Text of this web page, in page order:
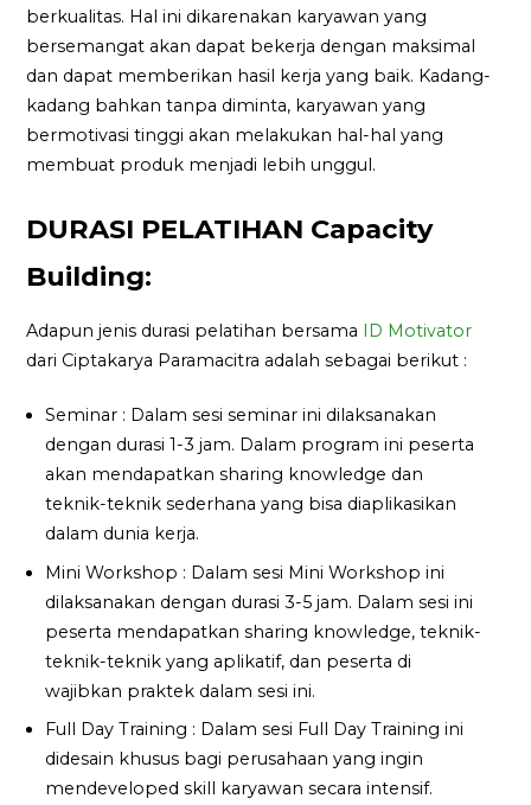
berkualitas. Hal ini dikarenakan karyawan yang
bersemangat akan dapat bekerja dengan maksimal
dan dapat memberikan hasil kerja yang baik. Kadang-
kadang bahkan tanpa diminta, karyawan yang
bermotivasi tinggi akan melakukan hal-hal yang
membuat produk menjadi lebih unggul.
DURASI PELATIHAN Capacity
Building:
Adapun jenis durasi pelatihan bersama ID Motivator
dari Ciptakarya Paramacitra adalah sebagai berikut :
Seminar : Dalam sesi seminar ini dilaksanakan
dengan durasi 1-3 jam. Dalam program ini peserta
akan mendapatkan sharing knowledge dan
teknik-teknik sederhana yang bisa diaplikasikan
dalam dunia kerja.
Mini Workshop : Dalam sesi Mini Workshop ini
dilaksanakan dengan durasi 3-5 jam. Dalam sesi ini
peserta mendapatkan sharing knowledge, teknik-
teknik-teknik yang aplikatif, dan peserta di
wajibkan praktek dalam sesi ini.
Full Day Training : Dalam sesi Full Day Training ini
didesain khusus bagi perusahaan yang ingin
mendeveloped skill karyawan secara intensif.